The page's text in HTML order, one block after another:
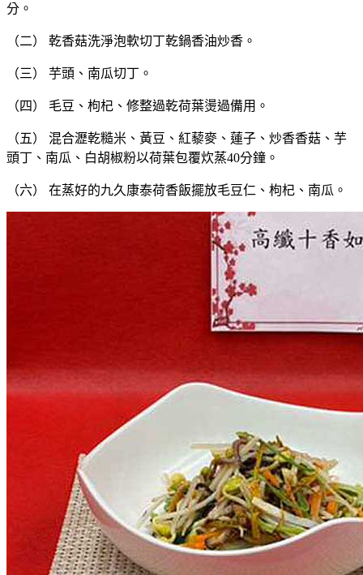
分。
（二） 乾香菇洗淨泡軟切丁乾鍋香油炒香。
（三） 芋頭、南瓜切丁。
（四） 毛豆、枸杞、修整過乾荷葉燙過備用。
（五） 混合瀝乾糙米、黃豆、紅藜麥、蓮子、炒香香菇、芋
頭丁、南瓜、白胡椒粉以荷葉包覆炊蒸40分鐘。
（六） 在蒸好的九久康泰荷香飯擺放毛豆仁、枸杞、南瓜。